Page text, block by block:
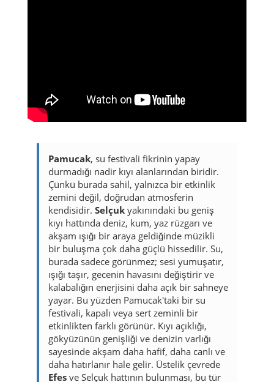
Pamucak, su festivali fikrinin yapay
durmadığı nadir kıyı alanlarından biridir.
Çünkü burada sahil, yalnızca bir etkinlik
zemini değil, doğrudan atmosferin
kendisidir. Selçuk yakınındaki bu geniş
kıyı hattında deniz, kum, yaz rüzgarı ve
akşam ışığı bir araya geldiğinde müzikli
bir buluşma çok daha güçlü hissedilir. Su,
burada sadece görünmez; sesi yumuşatır,
ışığı taşır, gecenin havasını değiştirir ve
kalabalığın enerjisini daha açık bir sahneye
yayar. Bu yüzden Pamucak'taki bir su
festivali, kapalı veya sert zeminli bir
etkinlikten farklı görünür. Kıyı açıklığı,
gökyüzünün genişliği ve denizin varlığı
sayesinde akşam daha hafif, daha canlı ve
daha hatırlanır hale gelir. Üstelik çevrede
Efes ve Selçuk hattının bulunması, bu tür